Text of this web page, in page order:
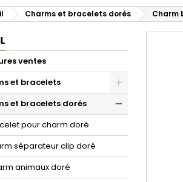
Charms et bracelets dorés Charm
ventes
et bracelets
et bracelets dorés
pour charm doré
séparateur clip doré
animaux doré